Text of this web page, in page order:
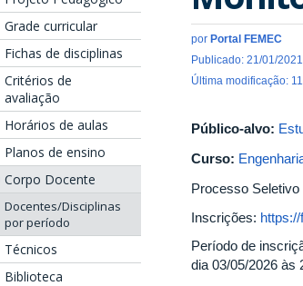
Grade curricular
Fichas de disciplinas
Critérios de
avaliação
Horários de aulas
Planos de ensino
Corpo Docente
Docentes/Disciplinas
por período
Técnicos
Biblioteca
por Portal FEMEC
Publicado: 21/01/
Última modificação:
Público-alvo:
Curso:
Processo Seletivo
Inscrições:
Período de
dia 03/05/2026 às